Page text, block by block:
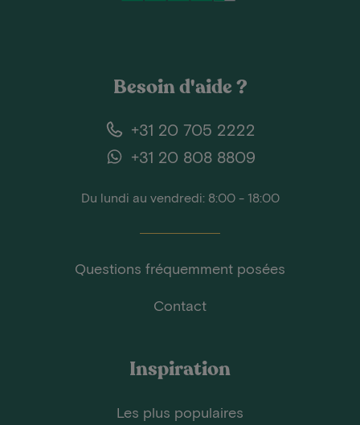
Besoin d'aide ?
+31 20 705 2222
+31 20 808 8809
Du lundi au vendredi: 8:00 - 18:00
Questions fréquemment posées
Contact
Inspiration
Les plus populaires